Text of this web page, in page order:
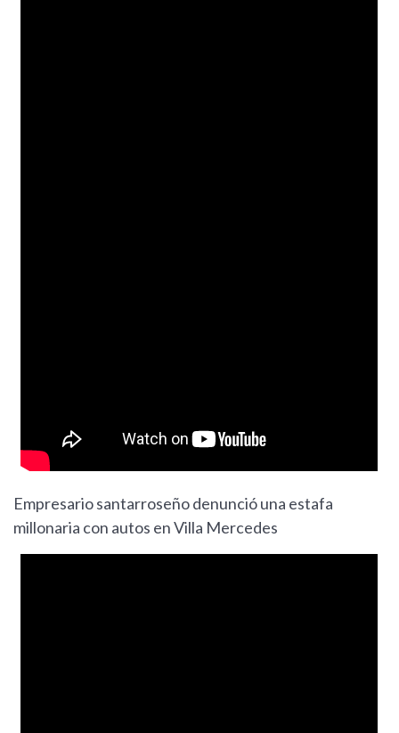
Empresario santarroseño denunció una estafa
millonaria con autos en Villa Mercedes